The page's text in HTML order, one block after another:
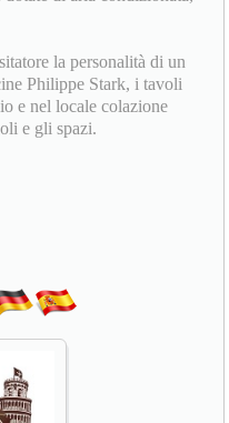
la personalità di un
Philippe Stark, i tavoli
e nel locale colazione
e gli spazi.